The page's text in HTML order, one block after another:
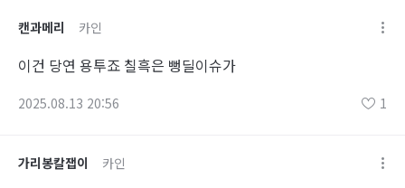
캔과메리 카인
이건 당연 용투죠 칠흑은 뻥딜이슈가
2025.08.13 20:56 1
가리봉칼잽이 카인